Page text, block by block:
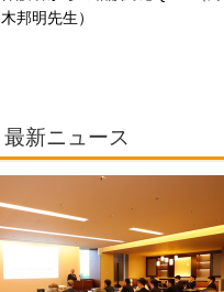
木邦明先生）
最新ニュース